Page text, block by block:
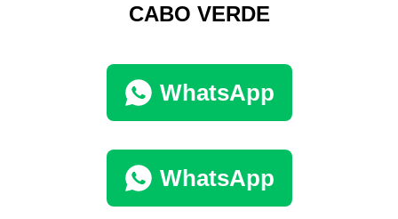
CABO VERDE
WhatsApp
WhatsApp